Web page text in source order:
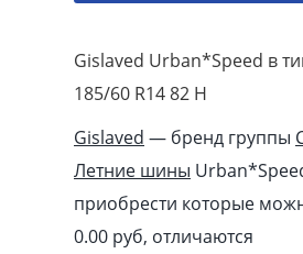
Gislaved Urban*Speed в
185/60 R14 82 H
Gislaved — бренд группы
Летние шины
приобрести которые
0.00 pуб, отличаются